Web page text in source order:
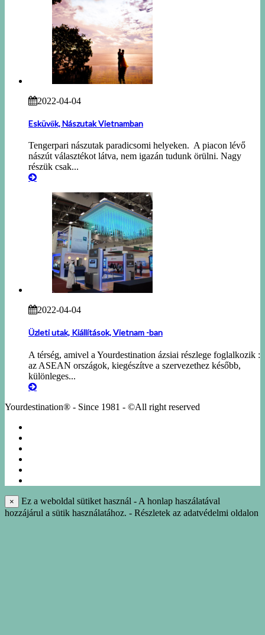
2022-04-04
Esküvők, Nászutak Vietnamban
Tengerpari nászutak paradicsomi helyeken. A piacon lévő
nászút választékot látva, nem igazán tudunk örülni. Nagy
részük csak...
2022-04-04
Üzleti utak, Kiállítások, Vietnam -ban
A térség, amivel a Yourdestination ázsiai részlege foglalkozik :
az ASEAN országok, kiegészítve a szervezethez később,
különleges...
Yourdestination® - Since 1981 - ©All right reserved
×
Ez a weboldal sütiket használ - A honlap haszálatával
hozzájárul a sütik használatához. - Részletek az adatvédelmi oldalon